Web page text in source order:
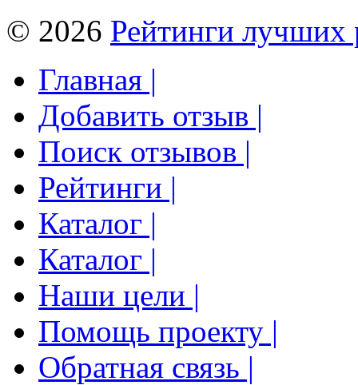
© 2026 Рейтинги лучших
Главная |
Добавить отзыв |
Поиск отзывов |
Рейтинги |
Каталог |
Каталог |
Наши цели |
Помощь проекту |
Обратная связь |